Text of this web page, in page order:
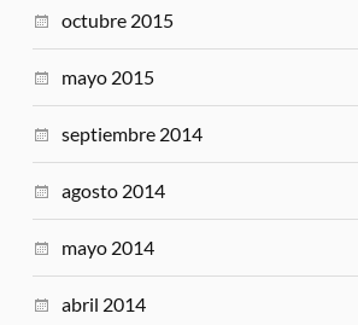
octubre 2015
mayo 2015
septiembre 2014
agosto 2014
mayo 2014
abril 2014